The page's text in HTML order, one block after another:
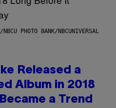
PHOTO BANK/NBCUNIVERSAL
Released a
Album in 2018
a Trend